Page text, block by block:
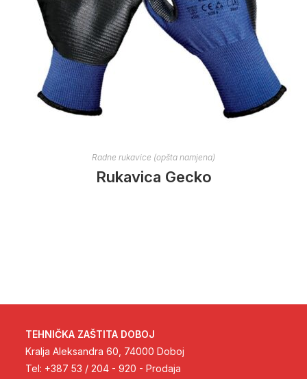
Radne rukavice (opšta namjena)
Rukavica Gecko
TEHNIČKA ZAŠTITA DOBOJ
Kralja Aleksandra 60, 74000 Doboj
Tel: +387 53 / 204 - 920 - Prodaja